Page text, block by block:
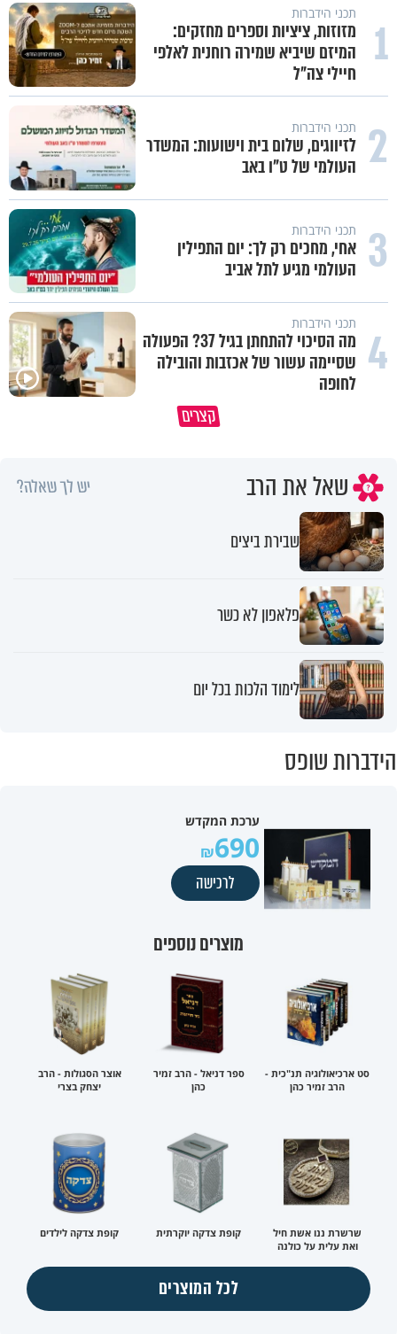
1 תכני הידברות
מזוזות, ציציות וספרים מחזקים:
המיזם שיביא שמירה רוחנית לאלפי
חיילי צה"ל
2 תכני הידברות
לזיווגים, שלום בית וישועות: המשדר
העולמי של ט"ו באב
3 תכני הידברות
אחי, מחכים רק לך: יום התפילין
העולמי מגיע לתל אביב
4 תכני הידברות
מה הסיכוי להתחתן בגיל 37? הפעולה
שסיימה עשור של אכזבות והובילה
לחופה
קצרים
כל אחד מאיתנו הוא עולם ומלואו
למה אנחנו לא רואים את
שאל את הרב יש לך שאלה?
שבירת ביצים
פלאפון לא כשר
לימוד הלכות בכל יום
הידברות שופס
ערכת המקדש
690
לרכישה
מוצרים נוספים
סט ארכיאולוגיה תנ"כית -
הרב זמיר כהן
ספר דניאל - הרב זמיר
כהן
אוצר הסגולות - הרב
יצחק בצרי
שרשרת ננו אשת חיל
ואת עלית על כולנה
קופת צדקה יוקרתית קופת צדקה לילדים
לכל המוצרים